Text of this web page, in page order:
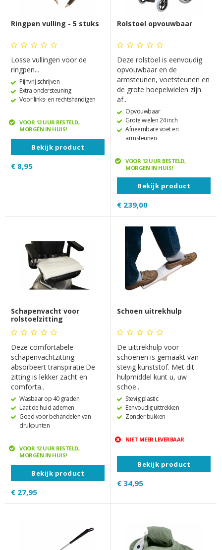
Ringpen vulling - 5 stuks
Losse vullingen voor de
ringpen...
Pijnvrij schrijven
Extra ondersteuning
Voor links- en rechtshandigen
VOOR 12 UUR BESTELD,
MORGEN IN HUIS!
Bekijk product
€ 8,95
Rolstoel opvouwbaar
Deze rolstoel is eenvoudig
opvouwbaar en de
armsteunen, voetsteunen en
de grote hoepelwielen zijn
af..
Opvouwbaar
Grote wielen 24 inch
Afneembare voet en
armsteunen
VOOR 12 UUR BESTELD,
MORGEN IN HUIS!
Bekijk product
€ 239,00
Schapenvacht voor
rolstoelzitting
Deze comfortabele
schapenvachtzitting
absorbeert transpiratie.De
zitting is lekker zacht en
comforta..
Wasbaar op 40 graden
Laat de huid ademen
Goed voor behandelen van
drukpunten
VOOR 12 UUR BESTELD,
MORGEN IN HUIS!
Bekijk product
€ 27,95
Schoen uitrekhulp
De uittrekhulp voor
schoenen is gemaakt van
stevig kunststof. Met dit
hulpmiddel kunt u, uw
schoe..
Stevig plastic
Eenvoudig uittrekken
Zonder bukken
NIET MEER LEVERBAAR
Bekijk product
€ 34,95